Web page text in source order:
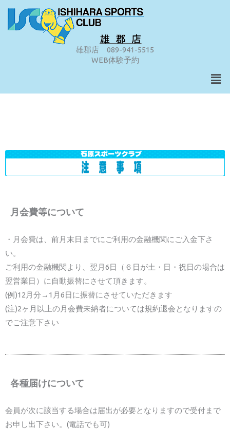
雄郡店 089-941-5515
WEB体験予約
月会費等について
・月会費は、前月末日までにご利用の金融機関にご入金下さ
い。
ご利用の金融機関より、翌月6日（６日が土・日・祝日の場合は
翌営業日）に自動振替にさせて頂きます。
(例)12月分→1月6日に振替にさせていただきます
(注)2ヶ月以上の月会費未納者については規約退会となりますの
でご注意下さい
各種届けについて
会員が次に該当する場合は届出が必要となりますので受付まで
お申し出下さい。(電話でも可)